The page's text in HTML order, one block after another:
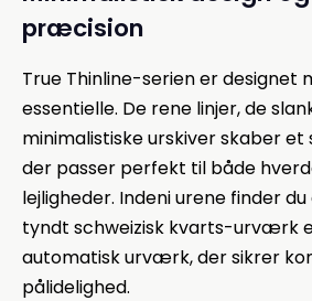
præcision
True Thinline-serien er designet
essentielle. De rene linjer, de
minimalistiske urskiver skaber
der passer perfekt til både
lejligheder. Indeni urene finder
tyndt schweizisk kvarts-urværk
automatisk urværk, der sikrer
pålidelighed.